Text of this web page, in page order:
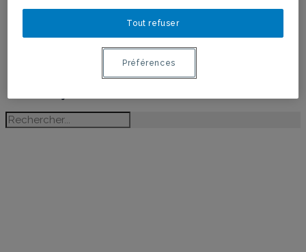
Québec
Bourses
Bourses
Lauréates des bourses
Postdoctorant·e·s du RéQEF
Tout refuser
Préférences